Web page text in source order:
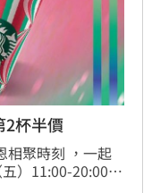
杯半價
相聚時刻 ，一起
）11:00-20:00憑